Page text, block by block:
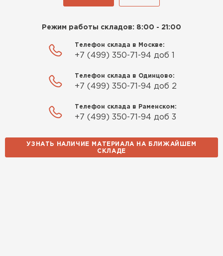
Режим работы складов: 8:00 - 21:00
Телефон склада в Москве:
+7 (499) 350-71-94 доб 1
Телефон склада в Одинцово:
+7 (499) 350-71-94 доб 2
Телефон склада в Раменском:
+7 (499) 350-71-94 доб 3
УЗНАТЬ НАЛИЧИЕ МАТЕРИАЛА НА БЛИЖАЙШЕМ
СКЛАДЕ